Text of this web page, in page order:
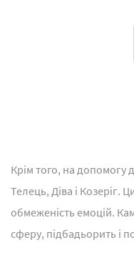
Крім того, на допомогу
Телець, Діва і Козеріг.
обмеженість емоцій.
сферу, підбадьорить і